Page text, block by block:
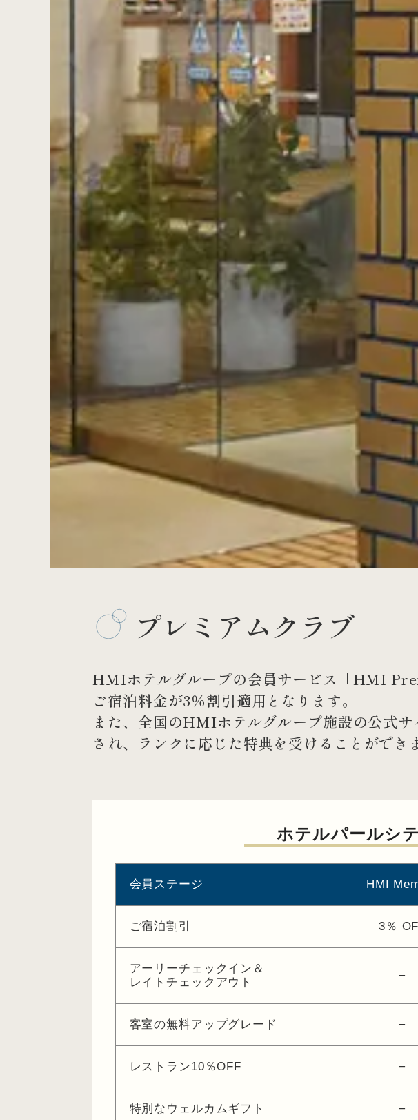
プレミアムクラブ
HMIホテルグループの会員サービス「HMI
ご宿泊料金が3％割引適用となります。
また、全国のHMIホテルグループ施設の公式
され、ランクに応じた特典を受けることができ
ホテルパールシ
会員ステージ HMI
ご宿泊割引 3％
アーリーチェックイン＆
レイトチェックアウト
−
客室の無料アップグレード −
レストラン10％OFF −
特別なウェルカムギフト −